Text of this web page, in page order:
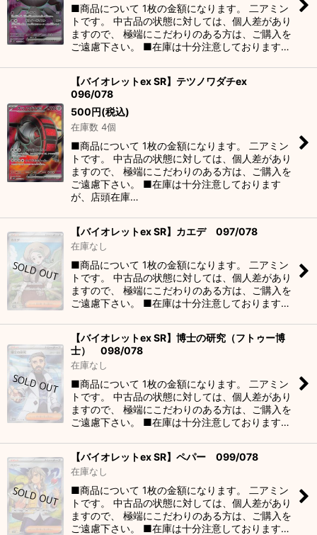
■商品について 1枚の金額になります。 二アミン
トです。 中古品の状態に対しては、個人差があり
ますので、 極端にこだわりのある方は、ご購入を
ご遠慮下さい。 ■在庫は十分注意しております…
【バイオレットex SR】テツノワダチex
096/078
500円(税込)
在庫数 4個
■商品について 1枚の金額になります。 二アミン
トです。 中古品の状態に対しては、個人差があり
ますので、 極端にこだわりのある方は、ご購入を
ご遠慮下さい。 ■在庫は十分注意しております
が、店頭在庫…
【バイオレットex SR】カエデ 097/078
在庫なし
■商品について 1枚の金額になります。 二アミン
トです。 中古品の状態に対しては、個人差があり
ますので、 極端にこだわりのある方は、ご購入を
ご遠慮下さい。 ■在庫は十分注意しております…
【バイオレットex SR】博士の研究（フトゥー博
士） 098/078
在庫なし
■商品について 1枚の金額になります。 二アミン
トです。 中古品の状態に対しては、個人差があり
ますので、 極端にこだわりのある方は、ご購入を
ご遠慮下さい。 ■在庫は十分注意しております…
【バイオレットex SR】ペパー 099/078
在庫なし
■商品について 1枚の金額になります。 二アミン
トです。 中古品の状態に対しては、個人差があり
ますので、 極端にこだわりのある方は、ご購入を
ご遠慮下さい。 ■在庫は十分注意しております…